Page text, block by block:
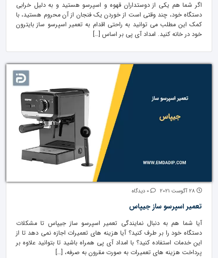
اگر شما هم یکی از دوستداران قهوه و اسپرسو هستید و به دلیل خرابی
دستگاه خود، چند وقتی است از خوردن یک فنجان از آن محروم هستید، با
کمک این مطلب می توانید به راحتی اقدام به تعمیر اسپرسو ساز بایترون
خود در خانه کنید. امداد آی پی بر اساس […]
تعمیر اسپرسو ساز جیپاس
آیا شما هم به دنبال نمایندگی تعمیر اسپرسو ساز جیپاس تا مشکلات
دستگاه خود را بر طرف کنید؟ آیا هزینه های تعمیرات اجازه نمی دهد تا از
این خدمات استفاده کنید؟ با امداد آی پی همراه باشید تا بتوانید علاوه بر
پرداخت هزینه های تعمیرات به صورت مقرون به صرفه، […]